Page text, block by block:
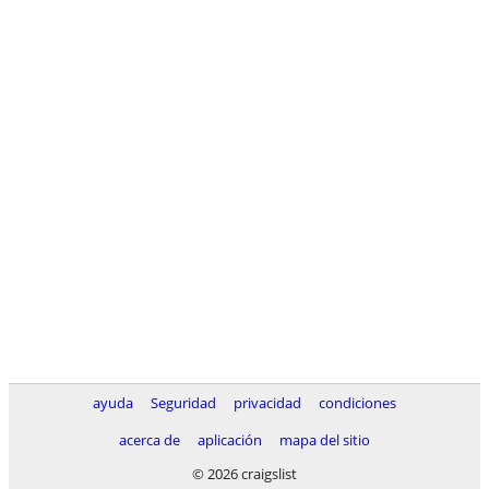
ayuda Seguridad privacidad
condiciones
acerca de
aplicación
mapa del sitio
© 2026 craigslist